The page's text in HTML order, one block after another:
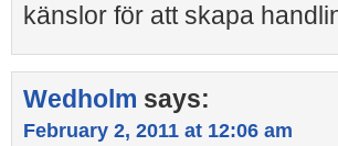
känslor för att skapa
Wedholm says:
February 2, 2011 at 12:06 am